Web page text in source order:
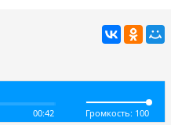
00:42 Громкость: 100